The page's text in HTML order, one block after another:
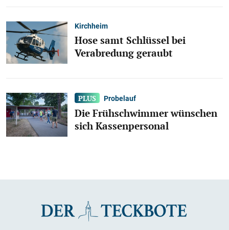
Kirchheim
Hose samt Schlüssel bei
Verabredung geraubt
Probelauf
Die Frühschwimmer wünschen
sich Kassenpersonal